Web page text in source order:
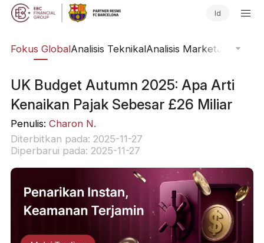
Id
Fokus GlobalAnalisis TeknikalAnalisis MarketJurnal
UK Budget Autumn 2025: Apa Arti
Kenaikan Pajak Sebesar £26 Miliar
Penulis: Charon N.
Diterbitkan pada: 2025-11-27
Diperbarui pada: 2025-11-27